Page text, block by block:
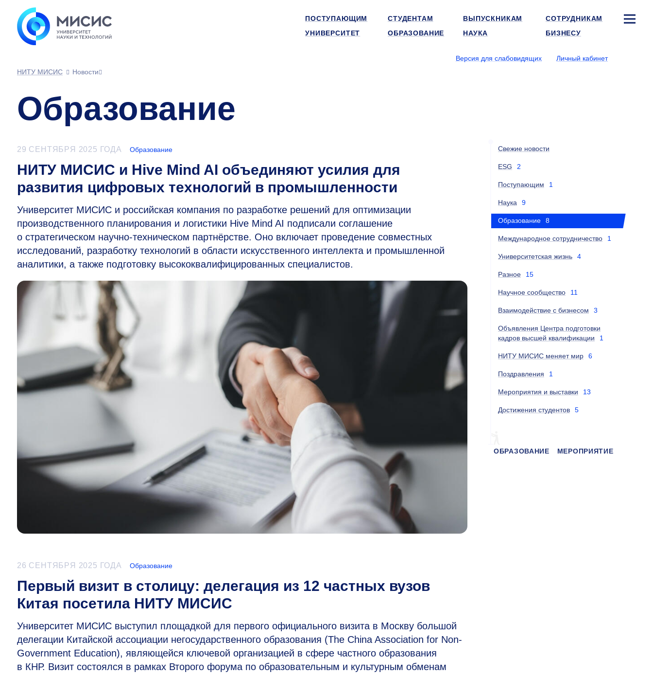
ПОСТУПАЮЩИМ СТУДЕНТАМ ВЫПУСКНИКАМ
СОТРУДНИКАМ
УНИВЕРСИТЕТ
ОБРАЗОВАНИЕ НАУКА БИЗНЕСУ
Версия для слабовидящих
Личный кабинет
НИТУ МИСИС
Новости
Образование
29 СЕНТЯБРЯ 2025 ГОДА Образование
НИТУ МИСИС и Hive Mind AI объединяют усилия для
развития цифровых технологий в промышленности
Университет МИСИС и российская компания по разработке решений для оптимизации
производственного планирования и логистики Hive Mind AI подписали соглашение
о стратегическом научно-техническом партнёрстве. Оно включает проведение совместных
исследований, разработку технологий в области искусственного интеллекта и промышленной
аналитики, а также подготовку высококвалифицированных специалистов.
26 СЕНТЯБРЯ 2025 ГОДА Образование
Первый визит в столицу: делегация из 12 частных вузов
Китая посетила НИТУ МИСИС
Университет МИСИС выступил площадкой для первого официального визита в Москву большой
делегации Китайской ассоциации негосударственного образования (The China Association for Non-
Government Education), являющейся ключевой организацией в сфере частного образования
в КНР. Визит состоялся в рамках Второго форума по образовательным и культурным обменам
Свежие новости
ESG 2
Поступающим 1
Наука 9
Образование 8
Международное сотрудничество 1
Университетская жизнь 4
Разное 15
Научное сообщество 11
Взаимодействие с бизнесом 3
Объявления Центра подготовки
кадров высшей квалификации
1
НИТУ МИСИС меняет мир 6
Поздравления 1
Мероприятия и выставки 13
Достижения студентов 5
ОБРАЗОВАНИЕ МЕРОПРИЯТИЕ